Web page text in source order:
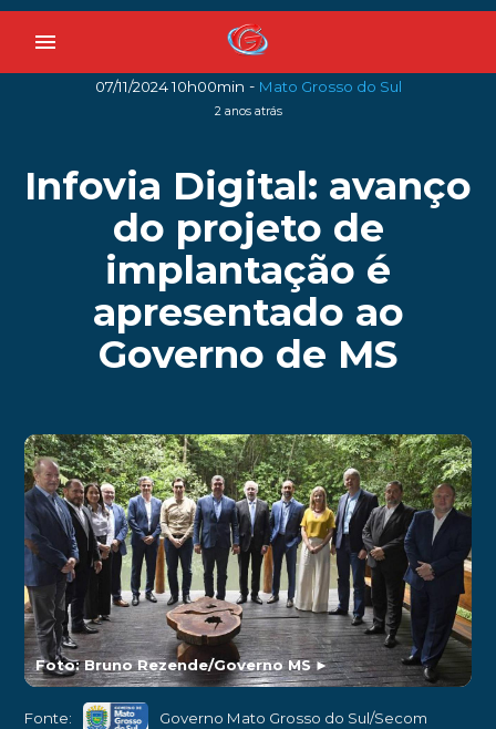
menu
07/11/2024 10h00min - Mato Grosso do Sul
2 anos atrás
Infovia Digital: avanço
do projeto de
implantação é
apresentado ao
Governo de MS
Foto: Bruno Rezende/Governo MS►
Fonte: Governo Mato Grosso do Sul/Secom